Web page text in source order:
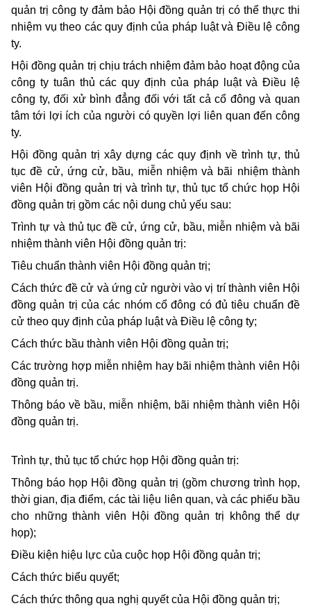
quản trị công ty đảm bảo Hội đồng quản trị có thể thực thi
nhiệm vụ theo các quy định của pháp luật và Điều lệ công
ty.
Hội đồng quản trị chịu trách nhiệm đảm bảo hoạt động của
công ty tuân thủ các quy định của pháp luật và Điều lệ
công ty, đối xử bình đẳng đối với tất cả cổ đông và quan
tâm tới lợi ích của người có quyền lợi liên quan đến công
ty.
Hội đồng quản trị xây dựng các quy định về trình tự, thủ
tục đề cử, ứng cử, bầu, miễn nhiệm và bãi nhiệm thành
viên Hội đồng quản trị và trình tự, thủ tục tổ chức họp Hội
đồng quản trị gồm các nội dung chủ yếu sau:
Trình tự và thủ tục đề cử, ứng cử, bầu, miễn nhiệm và bãi
nhiệm thành viên Hội đồng quản trị:
Tiêu chuẩn thành viên Hội đồng quản trị;
Cách thức đề cử và ứng cử người vào vị trí thành viên Hội
đồng quản trị của các nhóm cổ đông có đủ tiêu chuẩn đề
cử theo quy định của pháp luật và Điều lệ công ty;
Cách thức bầu thành viên Hội đồng quản trị;
Các trường hợp miễn nhiệm hay bãi nhiệm thành viên Hội
đồng quản trị.
Thông báo về bầu, miễn nhiệm, bãi nhiệm thành viên Hội
đồng quản trị.
Trình tự, thủ tục tổ chức họp Hội đồng quản trị:
Thông báo họp Hội đồng quản trị (gồm chương trình họp,
thời gian, địa điểm, các tài liệu liên quan, và các phiếu bầu
cho những thành viên Hội đồng quản trị không thể dự
họp);
Điều kiện hiệu lực của cuộc họp Hội đồng quản trị;
Cách thức biểu quyết;
Cách thức thông qua nghị quyết của Hội đồng quản trị;